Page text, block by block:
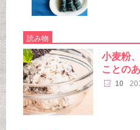
読み物
小麦粉
ことの
10